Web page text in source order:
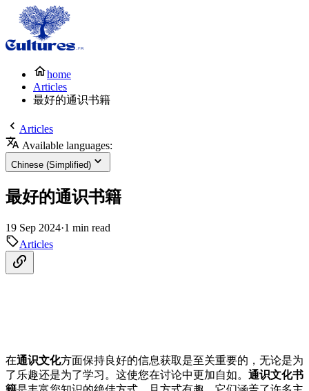
home
Articles
最好的通识书籍
Articles
Available languages:
Chinese (Simplified)
最好的通识书籍
19 Sep 2024·1 min read
Articles
在通识文化方面保持良好的信息获取是至关重要的，无论是为
了乐趣还是为了学习。这使您在讨论中更加自如。 通识文化书